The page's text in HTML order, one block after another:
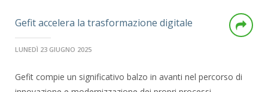
Gefit accelera la trasformazione digitale
LUNEDÌ 23 GIUGNO 2025
Gefit compie un significativo balzo in avanti nel percorso di